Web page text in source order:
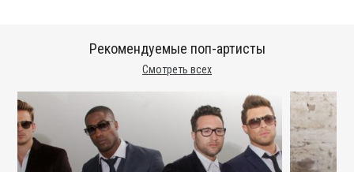
Смотреть всех
Рекомендуемые поп-артисты